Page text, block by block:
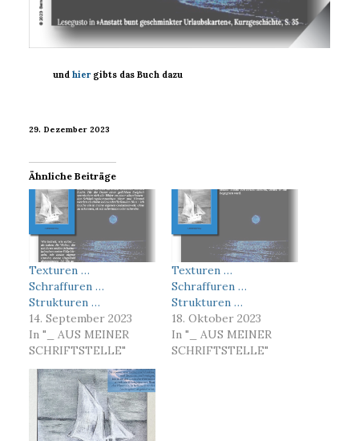
undhier gibts das Buch dazu
29. Dezember 2023
Ähnliche Beiträge
Texturen …
Schraffuren …
Strukturen …
14. September 2023
In "_ AUS MEINER
SCHRIFTSTELLE"
Texturen …
Schraffuren …
Strukturen …
18. Oktober 2023
In "_ AUS MEINER
SCHRIFTSTELLE"